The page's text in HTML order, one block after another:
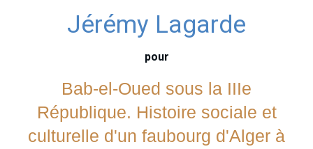
Jérémy Lagarde
pour
Bab-el-Oued sous la IIIe
République. Histoire sociale et
culturelle d'un faubourg d'Alger à